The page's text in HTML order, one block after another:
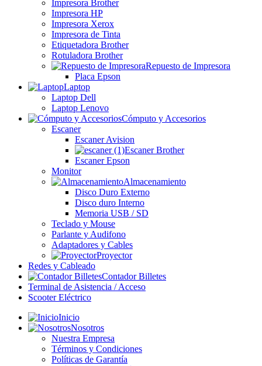
Impresora Brother
Impresora HP
Impresora Xerox
Impresora de Tinta
Etiquetadora Brother
Rotuladora Brother
Repuesto de Impresora
Placa Epson
Laptop
Laptop Dell
Laptop Lenovo
Cómputo y Accesorios
Escaner
Escaner Avision
Escaner Brother
Escaner Epson
Monitor
Almacenamiento
Disco Duro Externo
Disco duro Interno
Memoria USB / SD
Teclado y Mouse
Parlante y Audifono
Adaptadores y Cables
Proyector
Redes y Cableado
Contador Billetes
Terminal de Asistencia / Acceso
Scooter Eléctrico
Inicio
Nosotros
Nuestra Empresa
Términos y Condiciones
Políticas de Garantía